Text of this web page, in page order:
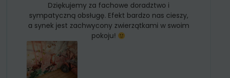
Dziękujemy za fachowe doradztwo i
sympatyczną obsługę. Efekt bardzo nas cieszy,
a synek jest zachwycony zwierzątkami w swoim
pokoju!